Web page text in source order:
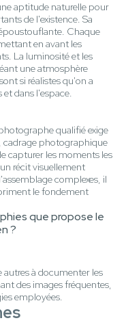
aptitude naturelle pour
de l'existence. Sa
Chaque
en avant les
La luminosité et les
une atmosphère
si réalistes qu'on a
et dans l'espace.
qualifié exige
cadrage photographique
capturer les moments les
récit visuellement
complexes, il
le fondement
que propose le
?
à documenter les
des images fréquentes,
employées.